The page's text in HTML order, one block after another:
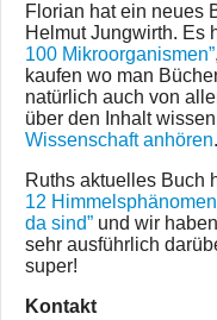
Florian hat ein neues
Helmut Jungwirth. Es
100 Mikroorganismen”
kaufen wo man
natürlich auch von
über den Inhalt
Wissenschaft anhören.
Ruths aktuelles Buch
12
da sind” und wir haben
sehr ausführlich
super!
Kontakt